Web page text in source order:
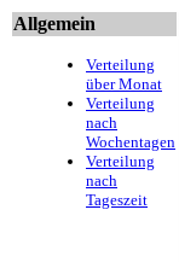
Allgemein
Verteilung
über Monat
Verteilung
nach
Wochentagen
Verteilung
nach
Tageszeit